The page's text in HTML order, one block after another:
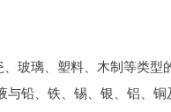
璃、塑料、木制等类型
铅、铁、锡、银、铝、